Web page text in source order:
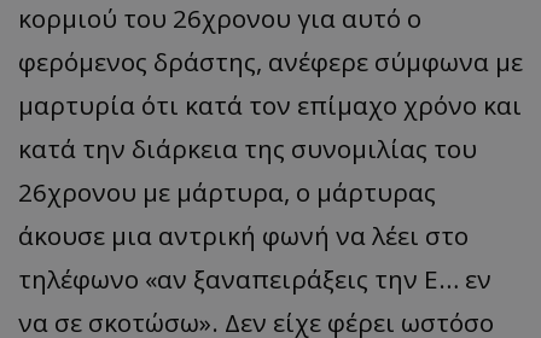
κορμιού του 26χρονου για αυτό ο
φερόμενος δράστης, ανέφερε σύμφωνα με
μαρτυρία ότι κατά τον επίμαχο χρόνο και
κατά την διάρκεια της συνομιλίας του
26χρονου με μάρτυρα, ο μάρτυρας
άκουσε μια αντρική φωνή να λέει στο
τηλέφωνο «αν ξαναπειράξεις την Ε… εν
να σε σκοτώσω». Δεν είχε φέρει ωστόσο